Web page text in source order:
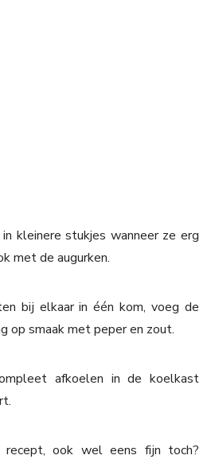
kleinere stukjes wanneer ze erg
met de augurken.
bij elkaar in één kom, voeg de
op smaak met peper en zout.
afkoelen in de koelkast
recept, ook wel eens fijn toch?